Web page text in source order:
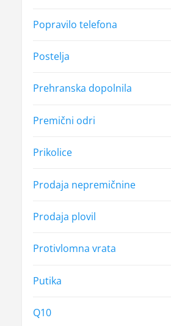
Popravilo telefona
Postelja
Prehranska dopolnila
Premični odri
Prikolice
Prodaja nepremičnine
Prodaja plovil
Protivlomna vrata
Putika
Q10